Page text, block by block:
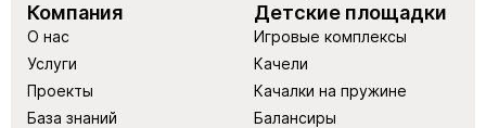
Компания
О нас
Услуги
Проекты
База знаний
Детские площадки
Игровые комплексы
Качели
Качалки на пружине
Балансиры